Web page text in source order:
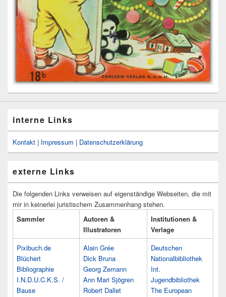
interne Links
Kontakt | Impressum | Datenschutzerklärung
externe Links
Die folgenden Links verweisen auf eigenständige Webseiten, die mit
mir in keinerlei juristischem Zusammenhang stehen.
Sammler
Autoren &
Illustratoren
Institutionen &
Verlage
Pixibuch.de
Blüchert
Bibliographie
I.N.D.U.C.K.S. /
Bause
Alain Grée
Dick Bruna
Georg Zemann
Ann Mari Sjögren
Robert Dallet
Deutschen
Nationalbibliothek
Int.
Jugendbibliothek
The European